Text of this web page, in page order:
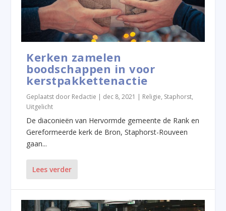
Kerken zamelen
boodschappen in voor
kerstpakkettenactie
Geplaatst door Redactie | dec 8, 2021 | Religie, Staphorst,
Uitgelicht
De diaconieën van Hervormde gemeente de Rank en
Gereformeerde kerk de Bron, Staphorst-Rouveen
gaan...
Lees verder